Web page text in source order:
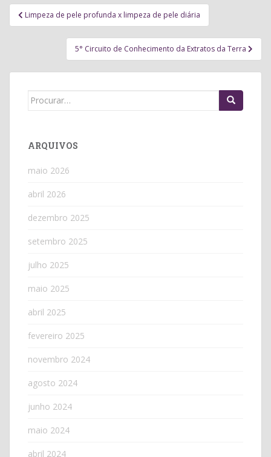
Navegação
de
Limpeza de pele profunda x limpeza de pele diária
5° Circuito de Conhecimento da Extratos da Terra
Search
ARQUIVOS
maio 2026
abril 2026
dezembro 2025
setembro 2025
julho 2025
maio 2025
abril 2025
fevereiro 2025
novembro 2024
agosto 2024
junho 2024
maio 2024
abril 2024